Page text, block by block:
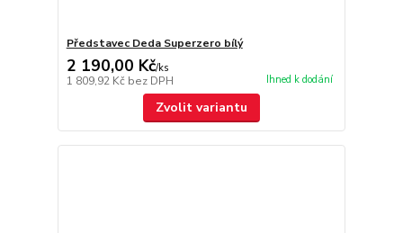
Představec Deda Superzero bílý
2 190,00 Kč/ks
1 809,92 Kč bez DPH Ihned k dodání
Zvolit variantu